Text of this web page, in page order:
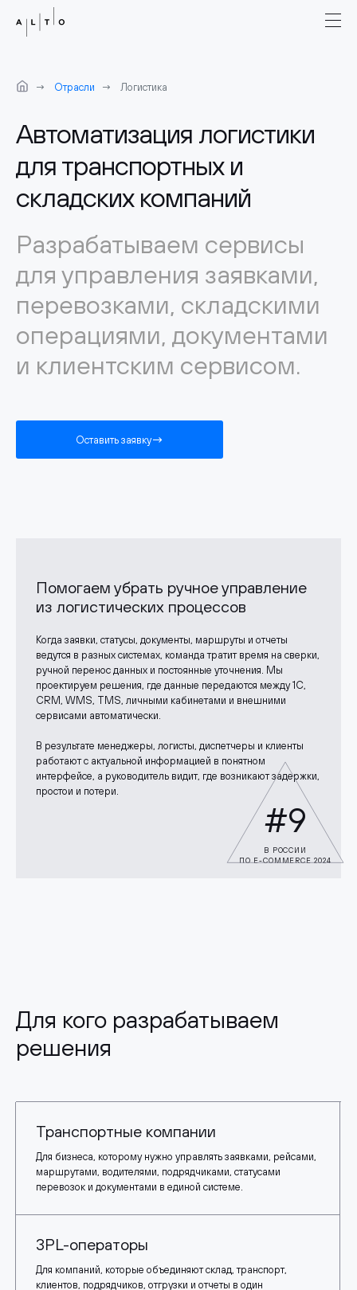
Отрасли Логистика
Автоматизация логистики
для транспортных и
складских компаний
Разрабатываем сервисы
для управления заявками,
перевозками, складскими
операциями, документами
и клиентским сервисом.
Оставить заявку
Помогаем убрать ручное управление
из логистических процессов
Когда заявки, статусы, документы, маршруты и отчеты
ведутся в разных системах, команда тратит время на сверки,
ручной перенос данных и постоянные уточнения. Мы
проектируем решения, где данные передаются между 1С,
CRM, WMS, TMS, личными кабинетами и внешними
сервисами автоматически.
В результате менеджеры, логисты, диспетчеры и клиенты
работают с актуальной информацией в понятном
интерфейсе, а руководитель видит, где возникают задержки,
простои и потери.
#9
В РОССИИ
ПО E-COMMERCE 2024
Для кого разрабатываем
решения
Транспортные компании
Для бизнеса, которому нужно управлять заявками, рейсами,
маршрутами, водителями, подрядчиками, статусами
перевозок и документами в единой системе.
3PL-операторы
Для компаний, которые объединяют склад, транспорт,
клиентов, подрядчиков, отгрузки и отчеты в один